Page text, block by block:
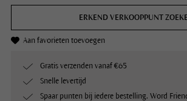
ERKEND VERKOOPPUNT
Aan favorieten toevoegen
Gratis verzenden vanaf €65
Snelle levertijd
Spaar punten bij iedere bestelling. Word